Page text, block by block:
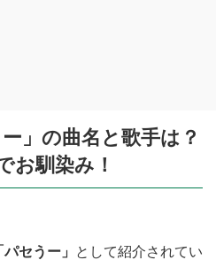
」の曲名と歌手は？
お馴染み！
パセうー」
として紹介されてい